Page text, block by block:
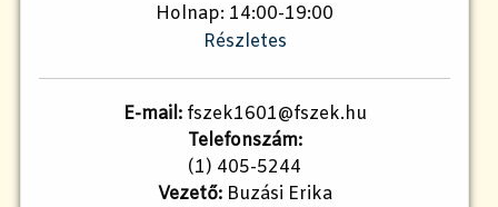
Holnap: 14:00-19:00
Részletes
E-mail:fszek1601@fszek.hu
Telefonszám:
(1) 405-5244
Vezető:Buzási Erika